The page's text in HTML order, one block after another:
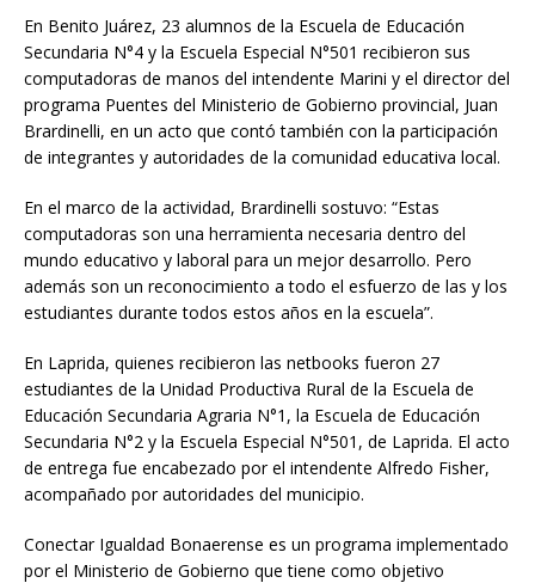
En Benito Juárez, 23 alumnos de la Escuela de Educación
Secundaria N°4 y la Escuela Especial N°501 recibieron sus
computadoras de manos del intendente Marini y el director del
programa Puentes del Ministerio de Gobierno provincial, Juan
Brardinelli, en un acto que contó también con la participación
de integrantes y autoridades de la comunidad educativa local.
En el marco de la actividad, Brardinelli sostuvo: “Estas
computadoras son una herramienta necesaria dentro del
mundo educativo y laboral para un mejor desarrollo. Pero
además son un reconocimiento a todo el esfuerzo de las y los
estudiantes durante todos estos años en la escuela”.
En Laprida, quienes recibieron las netbooks fueron 27
estudiantes de la Unidad Productiva Rural de la Escuela de
Educación Secundaria Agraria N°1, la Escuela de Educación
Secundaria N°2 y la Escuela Especial N°501, de Laprida. El acto
de entrega fue encabezado por el intendente Alfredo Fisher,
acompañado por autoridades del municipio.
Conectar Igualdad Bonaerense es un programa implementado
por el Ministerio de Gobierno que tiene como objetivo